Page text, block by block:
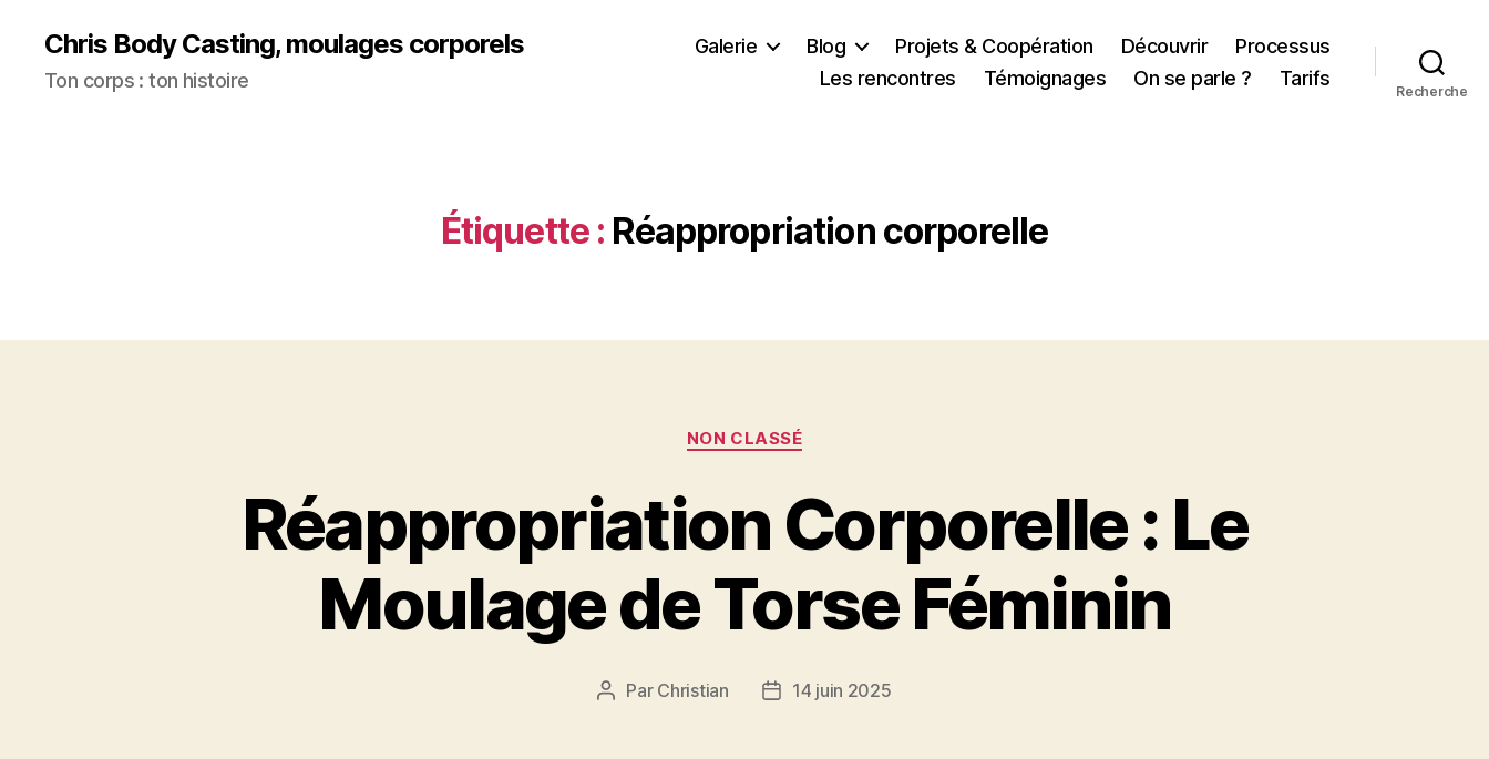
Chris Body Casting, moulages corporels
Ton corps : ton histoire
Galerie Blog Projets & Coopération Découvrir
Processus
Les rencontres
Témoignages On se parle ? Tarifs
Recherche
Étiquette : Réappropriation corporelle
Catégories
NON CLASSÉ
Réappropriation Corporelle : Le
Moulage de Torse Féminin
Auteur
Par Christian
Date14 juin 2025